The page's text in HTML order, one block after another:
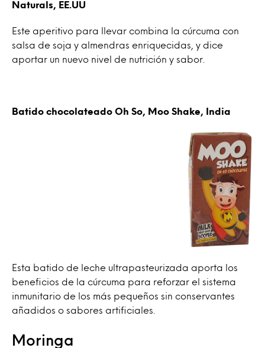
Naturals, EE.UU
Este aperitivo para llevar combina la cúrcuma con
salsa de soja y almendras enriquecidas, y dice
aportar un nuevo nivel de nutrición y sabor.
Batido chocolateado Oh So, Moo Shake, India
Esta batido de leche ultrapasteurizada aporta los
beneficios de la cúrcuma para reforzar el sistema
inmunitario de los más pequeños sin conservantes
añadidos o sabores artificiales.
Moringa